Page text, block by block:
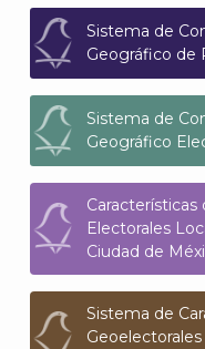
Sistema de
Geográfico de
Sistema de
Geográfico
Características
Electorales
Ciudad de
Sistema de